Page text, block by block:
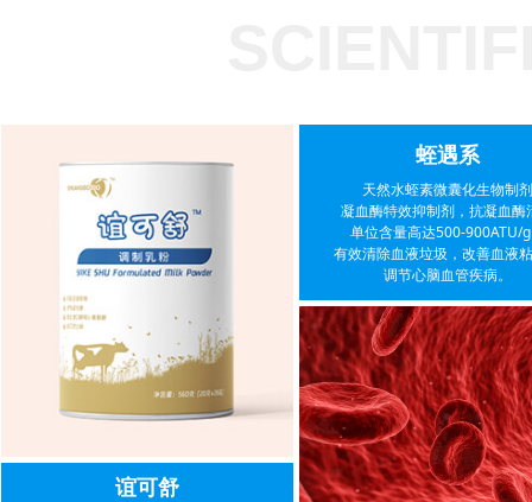
谊可舒
蛭遇系
天然水蛭素微囊化生物制剂
凝血酶特效抑制剂，抗凝血酶
单位含量高达500-900ATU/
有效清除血液垃圾，改善血液
调节心脑血管疾病。